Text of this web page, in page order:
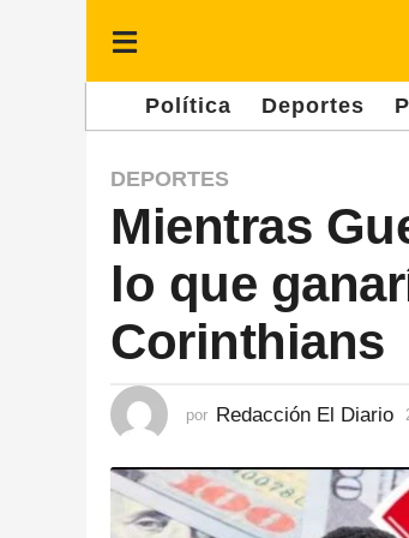
Política Deportes
2
a
ñ
s
d
e
s
d
e
DEPORTES
Mientras
lo que
Corinthians
por Redacción El Diario